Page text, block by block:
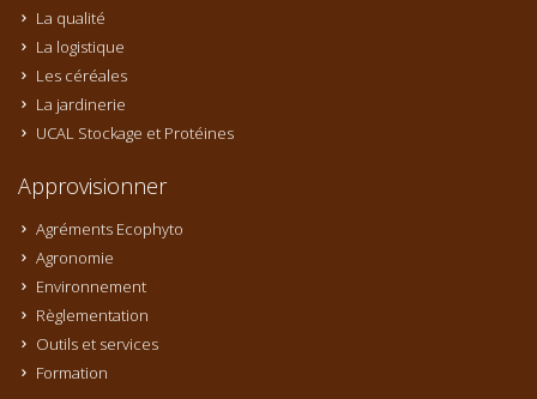
La qualité
La logistique
Les céréales
La jardinerie
UCAL Stockage et Protéines
Approvisionner
Agréments Ecophyto
Agronomie
Environnement
Règlementation
Outils et services
Formation